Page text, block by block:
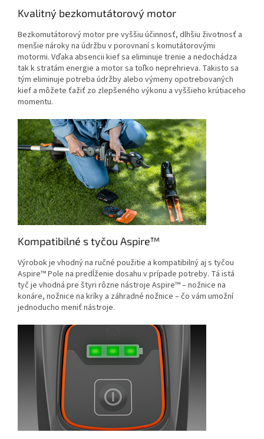
Kvalitný bezkomutátorový motor
Bezkomutátorový motor pre vyššiu účinnosť, dlhšiu životnosť a
menšie nároky na údržbu v porovnaní s komutátorovými
motormi. Vďaka absencii kief sa eliminuje trenie a nedochádza
tak k stratám energie a motor sa toľko neprehrieva. Takisto sa
tým eliminuje potreba údržby alebo výmeny opotrebovaných
kief a môžete ťažiť zo zlepšeného výkonu a vyššieho krútiaceho
momentu.
Kompatibilné s tyčou Aspire™
Výrobok je vhodný na ručné použitie a kompatibilný aj s tyčou
Aspire™ Pole na predĺženie dosahu v prípade potreby. Tá istá
tyč je vhodná pre štyri rôzne nástroje Aspire™ – nožnice na
konáre, nožnice na kríky a záhradné nožnice – čo vám umožní
jednoducho meniť nástroje.